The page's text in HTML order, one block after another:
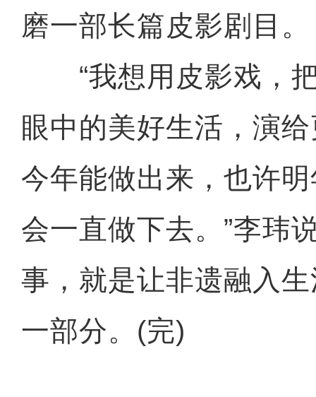
磨一部长篇皮影剧目。
“我想用皮影戏，把
眼中的美好生活，演
今年能做出来，也许
会一直做下去。”李玮
事，就是让非遗融入
一部分。(完)